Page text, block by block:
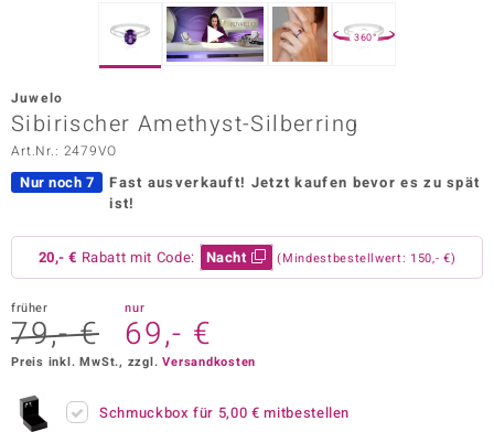
Vogue
Paraíso
360°
Juwelo
Sibirischer Amethyst-Silberring
Art.Nr.: 2479VO
Nur noch 7 Fast ausverkauft! Jetzt kaufen bevor es zu spät
ist!
20,- € Rabatt mit Code: Nacht (Mindestbestellwert: 150,- €)
früher
79,- €
nur
69,- €
Preis inkl. MwSt., zzgl.Versandkosten
Schmuckbox für 5,00 € mitbestellen